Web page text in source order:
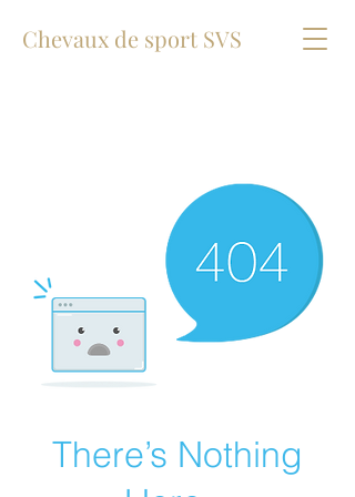
Chevaux de sport SVS
There’s Nothing